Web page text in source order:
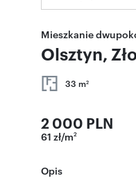
Mieszkanie
Olsztyn,
33 m2
2 000 PLN
61 zł/m2
Opis